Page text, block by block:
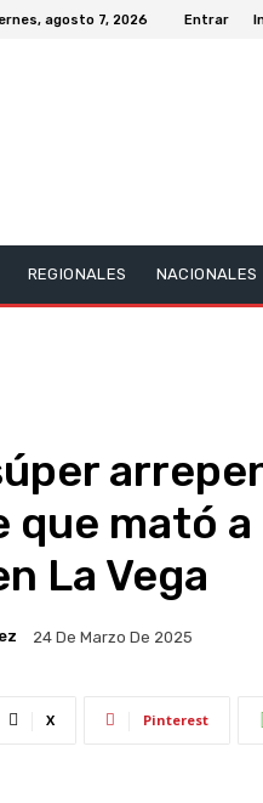
agosto 7, 2026 Entrar
REGIONALES NACIONALES
mató a
La Vega
24 De Marzo De 2025
X Pinterest